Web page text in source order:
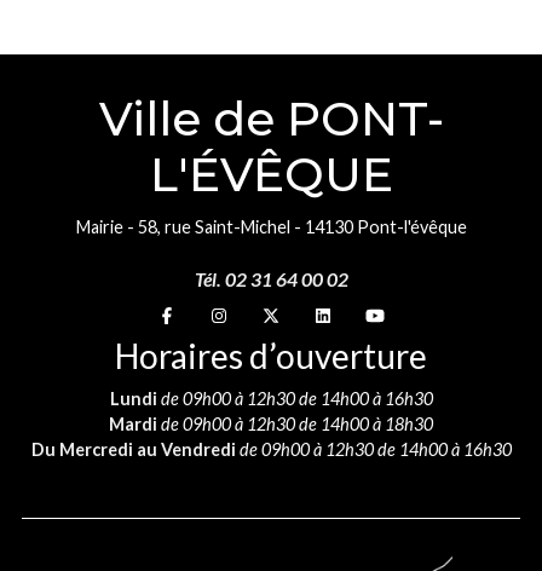
Ville de PONT-
L'ÉVÊQUE
Mairie - 58, rue Saint-Michel - 14130 Pont-l'évêque
Tél. 02 31 64 00 02
Suivez-nous sur
Suivez-nous sur
Suivez-nous sur
Suivez-nous sur
Suivez-nous sur
Horaires d’ouverture
Lundi de 09h00 à 12h30 de 14h00 à 16h30
Mardi de 09h00 à 12h30 de 14h00 à 18h30
Du Mercredi au Vendredi de 09h00 à 12h30 de 14h00 à 16h30